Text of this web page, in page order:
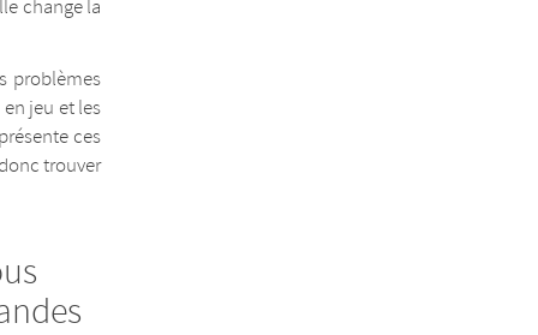
change la
problèmes
jeu et les
ces
trouver